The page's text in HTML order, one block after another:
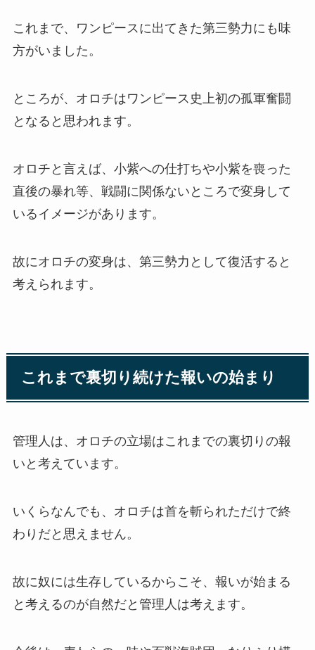
これまで、ワンピースに出てきた第三勢力にも味
方がいました。
ところが、オロチはワンピース史上初の孤軍奮闘
となると思われます。
オロチと言えば、小紫への仕打ちや小紫を喪った
直後の暴れ等、戦闘に関係ないところで変身して
いるイメージがあります。
故にオロチの変身は、第三勢力として復活すると
考えられます。
これまで裏切り続けた報いの始まり
管理人は、オロチの立場はこれまでの裏切りの報
いと考えています。
いくらなんでも、オロチは首を斬られただけで終
わりだと思えません。
故に奴には生存しているからこそ、報いが始まる
と考えるのが自然だと管理人は考えます。